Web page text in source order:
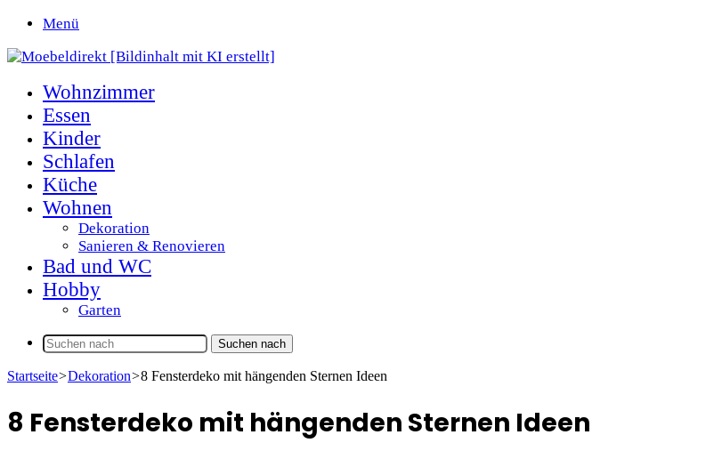
Menü
Wohnzimmer
Essen
Kinder
Schlafen
Küche
Wohnen
Dekoration
Sanieren & Renovieren
Bad und WC
Hobby
Garten
Suchen nach
Startseite>Dekoration>8 Fensterdeko mit hängenden Sternen Ideen
8 Fensterdeko mit hängenden Sternen Ideen